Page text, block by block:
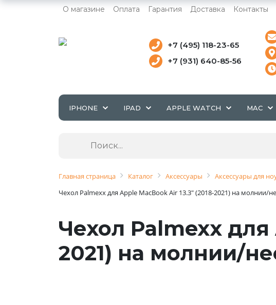
О магазине Оплата Гарантия Доставка Контакты
+7 (495) 118-23-65
+7 (931) 640-85-56
IPHONE IPAD APPLE WATCH MAC
Главная страница Каталог Аксессуары Аксессуары для
Чехол Palmexx для Apple MacBook Air 13.3" (2018-2021) на молнии/
Чехол Palmexx для
2021) на молнии/